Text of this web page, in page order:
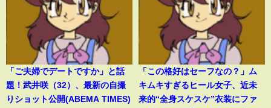
「ご夫婦でデートですか」と話
題！武井咲（32）、最新の自撮
りショット公開(ABEMA TIMES)
「この格好はセーフなの？」ム
キムキすぎるヒール女子、近未
来的“全身スケスケ”衣装にファ